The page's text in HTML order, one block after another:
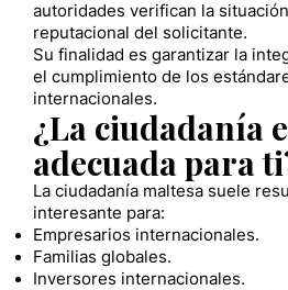
autoridades verifican la
reputacional del solicitante.
Su finalidad es garantizar la
el cumplimiento de los
internacionales.
¿La ciudadanía
adecuada para
La ciudadanía maltesa suele
interesante para:
Empresarios internacionales.
Familias globales.
Inversores internacionales.